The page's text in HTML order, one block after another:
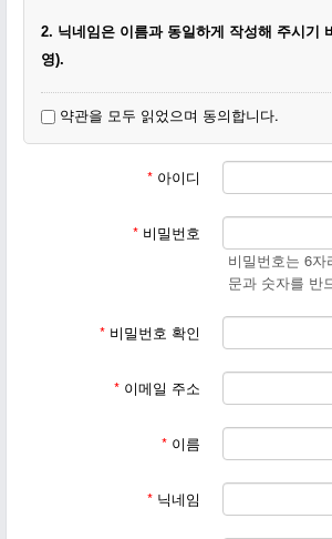
2. 닉네임은 이름과 동일하게 작성해 주시기
영).
명, 이모티콘 등을 달아주세요.
4. 회원가입이 끝나면 작은교회 일꾼에게 꼭
약관을 모두 읽었으며 동의합니다.
* 아이디
* 비밀번호
비밀번호는 6
문과 숫자를 반
* 비밀번호 확인
* 이메일 주소
* 이름
* 닉네임